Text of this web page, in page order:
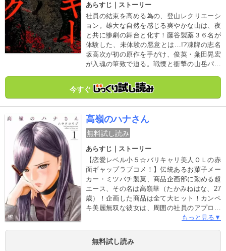
あらすじ｜ストーリー
社員の結束を高める為の、登山レクリエーシ
ョン。雄大な自然を感じる爽やかな山は、夜
と共に惨劇の舞台と化す！藤谷製薬３６名が
体験した、未体験の悪意とは…!?凍牌の志名
坂高次が初の原作を手がけ、俊英・粂田晃宏
が入魂の筆致で迫る。戦慄と衝撃の山岳パニ
今すぐ
高嶺のハナさん
無料試し読み
あらすじ｜ストーリー
【恋愛レベル小５☆バリキャリ美人ＯＬの赤
面ギャップラブコメ！】伝統あるお菓子メー
カー・ミツバチ製菓、商品企画部に勤める超
エース、その名は高嶺華（たかみねはな、27
歳）！企画した商品は全て大ヒット！カンペ
キ美麗無双な彼女は、周囲の社員のアプロー
チも全てシャットアウトする事から、手に届
き合っている”と噂されていた。だがしかし！
その中身は、恋愛レベル小学五年生!!後輩社
もっと見る▼
無料試し読み